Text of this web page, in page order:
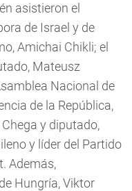
asistieron el
de Israel y de
Amichai Chikli; el
Mateusz
Nacional de
de la República,
y diputado,
y líder del Partido
Además,
Hungría, Viktor